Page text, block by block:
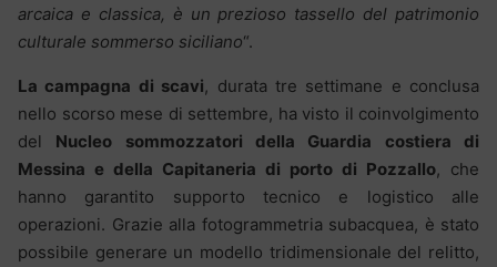
arcaica e classica, è un prezioso tassello del patrimonio
culturale sommerso siciliano“.
La campagna di scavi, durata tre settimane e conclusa
nello scorso mese di settembre, ha visto il coinvolgimento
del Nucleo sommozzatori della Guardia costiera di
Messina e della Capitaneria di porto di Pozzallo, che
hanno garantito supporto tecnico e logistico alle
operazioni. Grazie alla fotogrammetria subacquea, è stato
possibile generare un modello tridimensionale del relitto,